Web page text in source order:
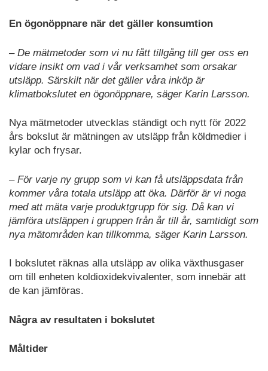
En ögonöppnare när det gäller konsumtion
– De mätmetoder som vi nu fått tillgång till ger oss en
vidare insikt om vad i vår verksamhet som orsakar
utsläpp. Särskilt när det gäller våra inköp är
klimatbokslutet en ögonöppnare, säger Karin Larsson.
Nya mätmetoder utvecklas ständigt och nytt för 2022
års bokslut är mätningen av utsläpp från köldmedier i
kylar och frysar.
– För varje ny grupp som vi kan få utsläppsdata från
kommer våra totala utsläpp att öka. Därför är vi noga
med att mäta varje produktgrupp för sig. Då kan vi
jämföra utsläppen i gruppen från år till år, samtidigt som
nya mätområden kan tillkomma, säger Karin Larsson.
I bokslutet räknas alla utsläpp av olika växthusgaser
om till enheten koldioxidekvivalenter, som innebär att
de kan jämföras.
Några av resultaten i bokslutet
Måltider